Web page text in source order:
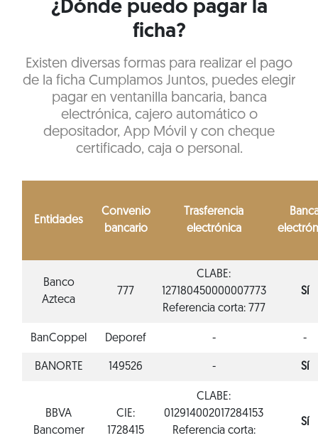
¿Dónde puedo pagar la
ficha?
Existen diversas formas para realizar el pago
de la ficha Cumplamos Juntos, puedes elegir
pagar en ventanilla bancaria, banca
electrónica, cajero automático o
depositador, App Móvil y con cheque
certificado, caja o personal.
Entidades
Convenio
bancario
Trasferencia
electrónica
Banco
Azteca
777
CLABE:
127180450000007773
Referencia corta: 777
Sí
BanCoppel Deporef - -
BANORTE 149526 - Sí
BBVA
Bancomer
CIE:
1728415
CLABE:
012914002017284153
Referencia corta:
Sí